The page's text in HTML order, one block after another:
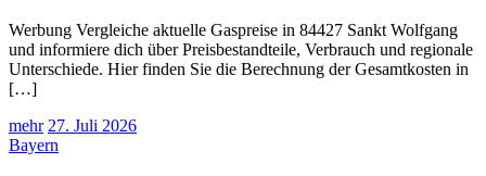
Werbung Vergleiche aktuelle Gaspreise in 84427 Sankt Wolfgang
und informiere dich über Preisbestandteile, Verbrauch und regionale
Unterschiede. Hier finden Sie die Berechnung der Gesamtkosten in
[…]
mehr 27. Juli 2026
Bayern